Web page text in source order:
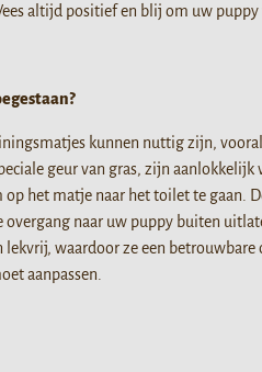
altijd positief en blij om uw puppy
kunnen nuttig zijn, vooral
geur van gras, zijn
op het matje naar het toilet te gaan.
overgang naar uw puppy buiten
lekvrij, waardoor ze een
aanpassen.